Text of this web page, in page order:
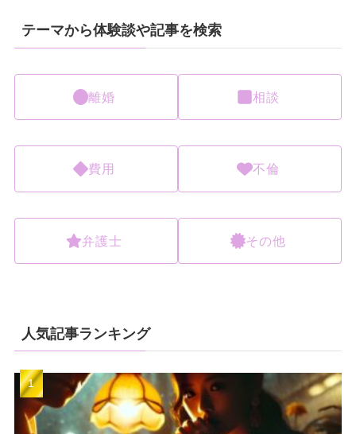
テーマから体験談や記事を検索
離婚 相談
費用 不倫
弁護士 その他
人気記事ランキング